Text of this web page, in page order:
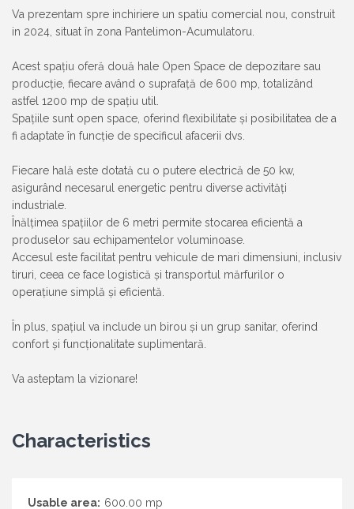
Va prezentam spre inchiriere un spatiu comercial nou, construit
in 2024, situat în zona Pantelimon-Acumulatoru.
Acest spațiu oferă două hale Open Space de depozitare sau
producție, fiecare având o suprafață de 600 mp, totalizând
astfel 1200 mp de spațiu util.
Spațiile sunt open space, oferind flexibilitate și posibilitatea de a
fi adaptate în funcție de specificul afacerii dvs.
Fiecare hală este dotată cu o putere electrică de 50 kw,
asigurând necesarul energetic pentru diverse activități
industriale.
Înălțimea spațiilor de 6 metri permite stocarea eficientă a
produselor sau echipamentelor voluminoase.
Accesul este facilitat pentru vehicule de mari dimensiuni, inclusiv
tiruri, ceea ce face logistică și transportul mărfurilor o
operațiune simplă și eficientă.
În plus, spațiul va include un birou și un grup sanitar, oferind
confort și funcționalitate suplimentară.
Va asteptam la vizionare!
Characteristics
Usable area: 600.00 mp